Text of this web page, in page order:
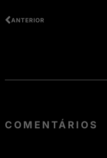
ANTERIOR
COMENTÁRIOS